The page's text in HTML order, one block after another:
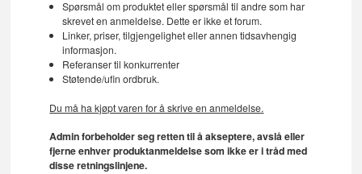
Spørsmål om produktet eller spørsmål til andre som har
skrevet en anmeldelse. Dette er ikke et forum.
Linker, priser, tilgjengelighet eller annen tidsavhengig
informasjon.
Referanser til konkurrenter
Støtende/ufin ordbruk.
Du må ha kjøpt varen for å skrive en anmeldelse.
Admin forbeholder seg retten til å akseptere, avslå eller
fjerne enhver produktanmeldelse som ikke er i tråd med
disse retningslinjene.